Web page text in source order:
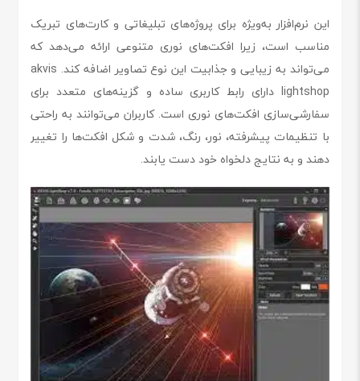
این نرم‌افزار به‌ویژه برای پروژه‌های تبلیغاتی و کارت‌های تبریک
مناسب است، زیرا افکت‌های نوری متنوعی ارائه می‌دهد که
می‌تواند به زیبایی و جذابیت این نوع تصاویر اضافه کند. akvis
lightshop دارای رابط کاربری ساده و گزینه‌های متعدد برای
سفارشی‌سازی افکت‌های نوری است. کاربران می‌توانند به راحتی
با تنظیمات پیشرفته، نور، رنگ، شدت و شکل افکت‌ها را تغییر
دهند و به نتایج دلخواه خود دست یابند.